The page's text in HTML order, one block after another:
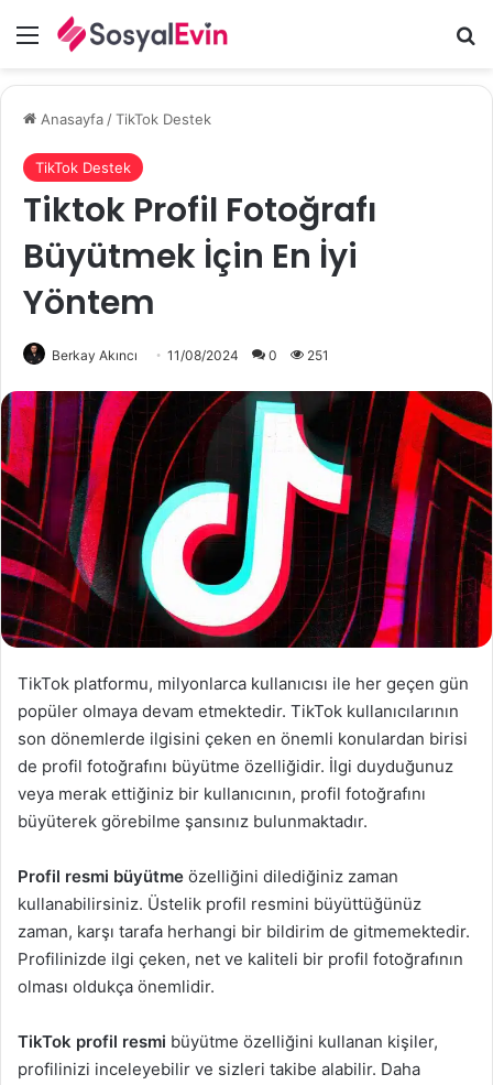
Menü
Anasayfa /TikTok Destek
TikTok Destek
Tiktok Profil Fotoğrafı
Büyütmek İçin En İyi
Yöntem
Berkay Akıncı 11/08/2024 0 251
TikTok platformu, milyonlarca kullanıcısı ile her geçen gün
popüler olmaya devam etmektedir. TikTok kullanıcılarının
son dönemlerde ilgisini çeken en önemli konulardan birisi
de profil fotoğrafını büyütme özelliğidir. İlgi duyduğunuz
veya merak ettiğiniz bir kullanıcının, profil fotoğrafını
büyüterek görebilme şansınız bulunmaktadır.
Profil resmi büyütme özelliğini dilediğiniz zaman
kullanabilirsiniz. Üstelik profil resmini büyüttüğünüz
zaman, karşı tarafa herhangi bir bildirim de gitmemektedir.
Profilinizde ilgi çeken, net ve kaliteli bir profil fotoğrafının
olması oldukça önemlidir.
TikTok profil resmi büyütme özelliğini kullanan kişiler,
profilinizi inceleyebilir ve sizleri takibe alabilir. Daha